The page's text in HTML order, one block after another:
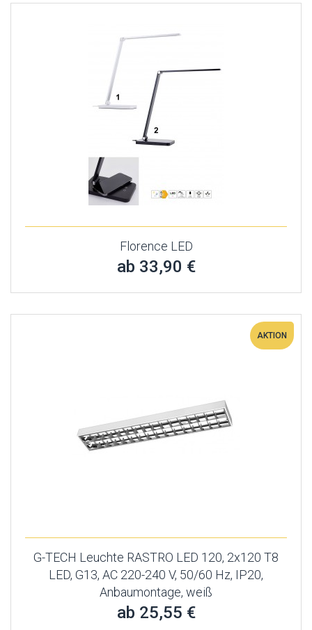
Florence LED
ab 33,90 €
AKTION
G-TECH Leuchte RASTRO LED 120, 2x120 T8
LED, G13, AC 220-240 V, 50/60 Hz, IP20,
Anbaumontage, weiß
ab 25,55 €